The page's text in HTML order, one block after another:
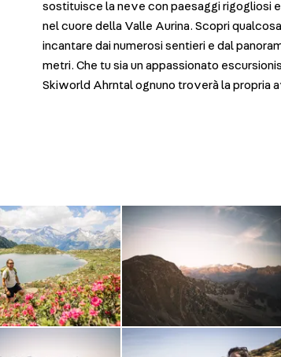
sostituisce la neve con paesaggi rigogliosi
nel cuore della Valle Aurina. Scopri
incantare dai numerosi sentieri e dal
metri. Che tu sia un appassionato
Skiworld Ahrntal ognuno troverà la propria